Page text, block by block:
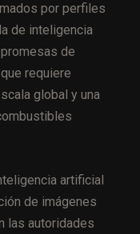
por perfiles
de inteligencia
de
requiere
global y una
artificial
de imágenes
las autoridades